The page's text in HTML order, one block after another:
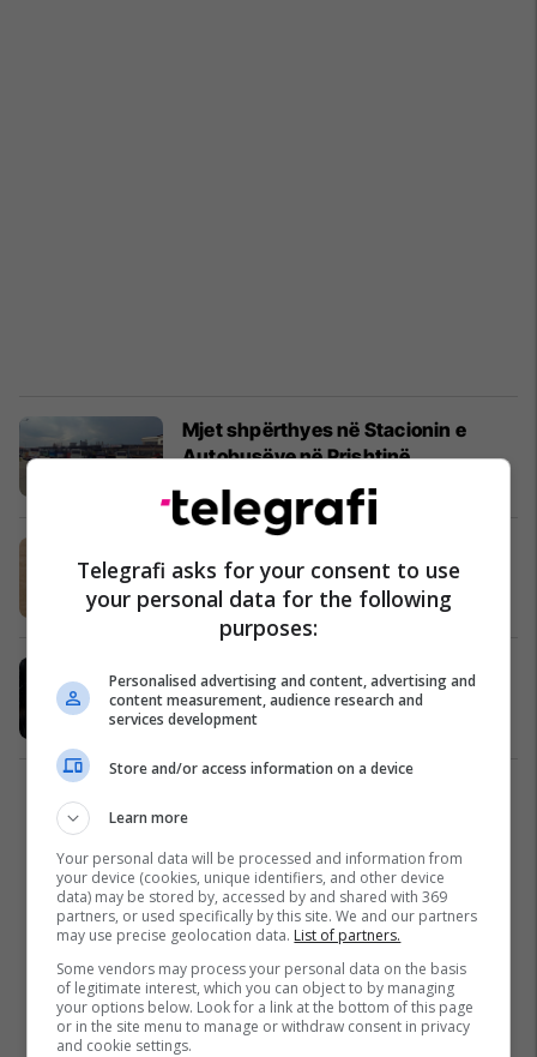
Mjet shpërthyes në Stacionin e
Autobusëve në Prishtinë
09/07/2016
Kronika e Zezë 13/06/2016
Pritjet në shi: Nga 150 stacione,
vetëm 30 kanë mbuloja (Video)
Prishtina
Telegrafi asks for your consent to use
your personal data for the following
purposes:
Personalised advertising and content, advertising and
content measurement, audience research and
services development
Store and/or access information on a device
Learn more
Your personal data will be processed and information from
your device (cookies, unique identifiers, and other device
data) may be stored by, accessed by and shared with 369
partners, or used specifically by this site. We and our partners
may use precise geolocation data. List of partners.
Some vendors may process your personal data on the basis
of legitimate interest, which you can object to by managing
your options below. Look for a link at the bottom of this page
or in the site menu to manage or withdraw consent in privacy
and cookie settings.